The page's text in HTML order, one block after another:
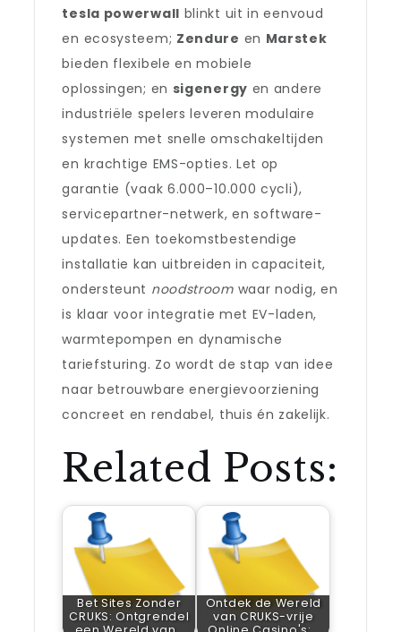
tesla powerwall blinkt uit in eenvoud
en ecosysteem; Zendure en Marstek
bieden flexibele en mobiele
oplossingen; en sigenergy en andere
industriële spelers leveren modulaire
systemen met snelle omschakeltijden
en krachtige EMS-opties. Let op
garantie (vaak 6.000–10.000 cycli),
servicepartner-netwerk, en software-
updates. Een toekomstbestendige
installatie kan uitbreiden in capaciteit,
ondersteunt noodstroomwaar nodig, en
is klaar voor integratie met EV-laden,
warmtepompen en dynamische
tariefsturing. Zo wordt de stap van idee
naar betrouwbare energievoorziening
concreet en rendabel, thuis én zakelijk.
Related Posts:
Bet Sites Zonder
CRUKS: Ontgrendel
Ontdek de Wereld
van CRUKS-vrije